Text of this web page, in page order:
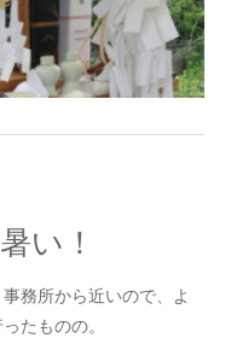
い！
務所から近いので、よ
たものの。